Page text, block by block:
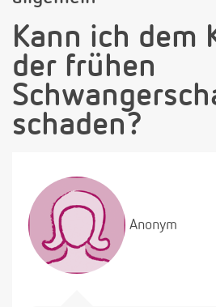
Kann ich dem
der frühen
schaden?
Anonym